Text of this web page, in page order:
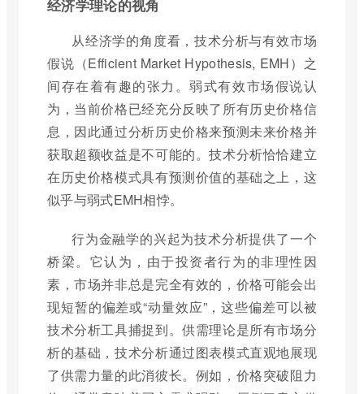
经济学理论的视角
从经济学的角度看，技术分析与有效市场
假说（Efficient Market Hypothesis, EMH）之
间存在着有趣的张力。弱式有效市场假说认
为，当前价格已经充分反映了所有历史价格信
息，因此通过分析历史价格来预测未来价格并
获取超额收益是不可能的。技术分析恰恰建立
在历史价格模式具有预测价值的基础之上，这
似乎与弱式EMH相悖。
行为金融学的兴起为技术分析提供了一个
桥梁。它认为，由于投资者行为的非理性因
素，市场并非总是完全有效的，价格可能会出
现短暂的偏差或“动量效应”，这些偏差可以被
技术分析工具捕捉到。供需理论是所有市场分
析的基础，技术分析通过图表模式直观地展现
了供需力量的此消彼长。例如，价格突破阻力